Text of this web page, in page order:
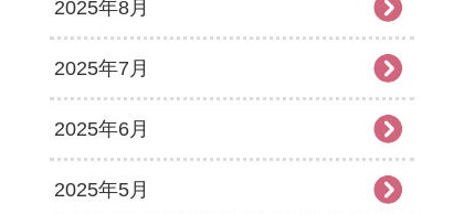
2025年8月
2025年7月
2025年6月
2025年5月